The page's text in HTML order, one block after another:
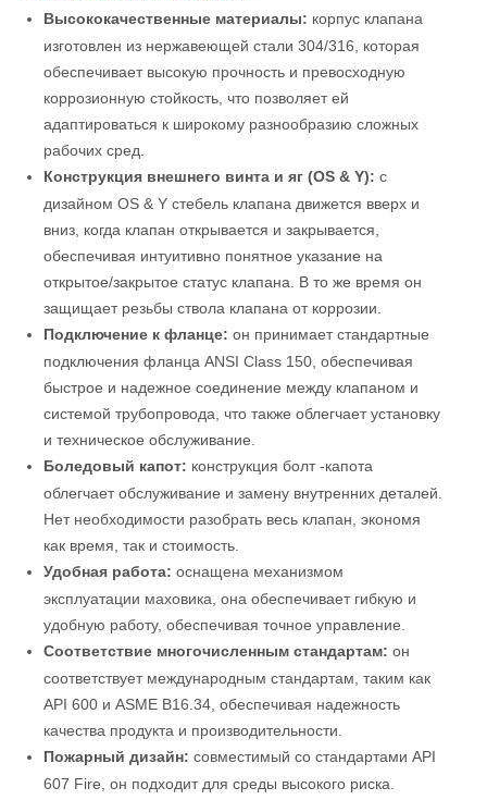
Высококачественные материалы: корпус клапана
изготовлен из нержавеющей стали 304/316, которая
обеспечивает высокую прочность и превосходную
коррозионную стойкость, что позволяет ей
адаптироваться к широкому разнообразию сложных
рабочих сред.
Конструкция внешнего винта и яг (OS & Y): с
дизайном OS & Y стебель клапана движется вверх и
вниз, когда клапан открывается и закрывается,
обеспечивая интуитивно понятное указание на
открытое/закрытое статус клапана. В то же время он
защищает резьбы ствола клапана от коррозии.
Подключение к фланце: он принимает стандартные
подключения фланца ANSI Class 150, обеспечивая
быстрое и надежное соединение между клапаном и
системой трубопровода, что также облегчает установку
и техническое обслуживание.
Боледовый капот: конструкция болт -капота
облегчает обслуживание и замену внутренних деталей.
Нет необходимости разобрать весь клапан, экономя
как время, так и стоимость.
Удобная работа: оснащена механизмом
эксплуатации маховика, она обеспечивает гибкую и
удобную работу, обеспечивая точное управление.
Соответствие многочисленным стандартам: он
соответствует международным стандартам, таким как
API 600 и ASME B16.34, обеспечивая надежность
качества продукта и производительности.
Пожарный дизайн: совместимый со стандартами API
607 ​​Fire, он подходит для среды высокого риска.